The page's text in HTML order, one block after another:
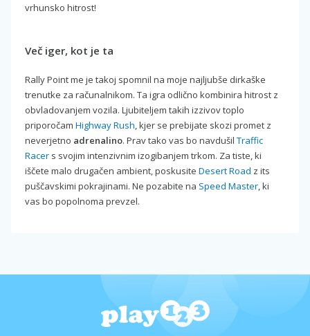
vrhunsko hitrost!
Več iger, kot je ta
Rally Point me je takoj spomnil na moje najljubše dirkaške
trenutke za računalnikom. Ta igra odlično kombinira hitrost z
obvladovanjem vozila. Ljubiteljem takih izzivov toplo
priporočam Highway Rush, kjer se prebijate skozi promet z
neverjetno adrenalino. Prav tako vas bo navdušil Traffic
Racer s svojim intenzivnim izogibanjem trkom. Za tiste, ki
iščete malo drugačen ambient, poskusite Desert Road z its
puščavskimi pokrajinami. Ne pozabite na Speed Master, ki
vas bo popolnoma prevzel.